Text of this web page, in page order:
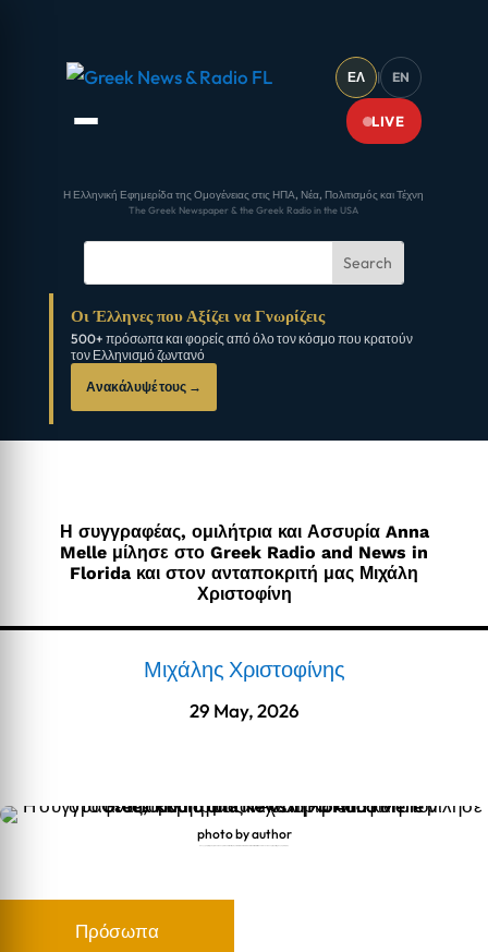
ΕΛ | EN
LIVE
Η Ελληνική Εφημερίδα της Ομογένειας στις ΗΠΑ, Νέα, Πολιτισμός και Τέχνη
The Greek Newspaper & the Greek Radio in the USA
Οι Έλληνες που Αξίζει να Γνωρίζεις
500+ πρόσωπα και φορείς από όλο τον κόσμο που κρατούν
τον Ελληνισμό ζωντανό
Ανακάλυψέ τους →
Η συγγραφέας, ομιλήτρια και Ασσυρία Anna
Melle μίλησε στο Greek Radio and News in
Florida και στον ανταποκριτή μας Μιχάλη
Χριστοφίνη
Μιχάλης Χριστοφίνης
29 May, 2026
photo by author
Πρόσωπα